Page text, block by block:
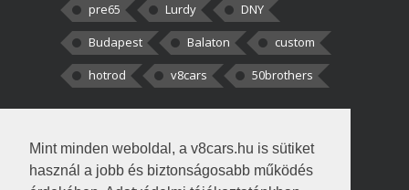
Mint minden weboldal, a v8cars.hu is sütiket
használ a jobb és biztonságosabb működés
pre65
Lurdy
DNY
Budapest
Balaton
custom
hotrod
v8cars 50brothers
kortisz:Elszúrtam! Én csak két
darabbaal számoltam. Nem tudtam, hogy fél autót,